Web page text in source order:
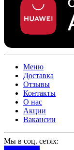
Меню
Доставка
Отзывы
Контакты
О нас
Акции
Вакансии
Мы в соц. сетях: